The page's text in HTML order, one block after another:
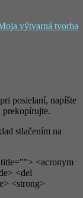
výtvarná tvorba
posielaní, napíšte
prekopírujte.
stlačením na
<acronym
<del
<strong>